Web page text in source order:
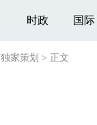
时政 国际
独家策划 > 正文